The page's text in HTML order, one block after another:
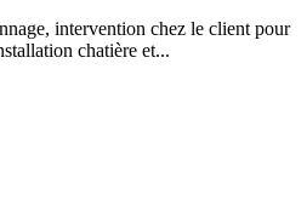
intervention chez le client pour
chatière et...